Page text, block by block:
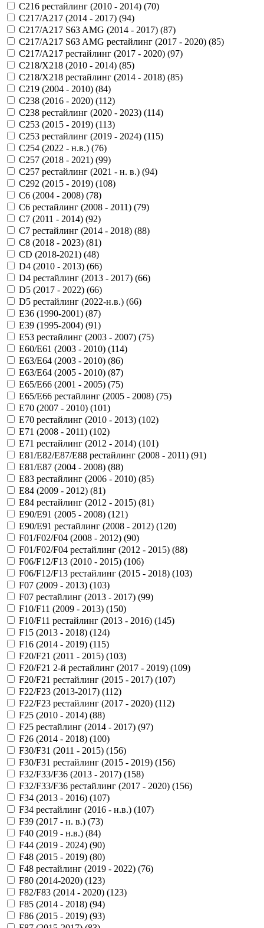
C216 рестайлинг (2010 - 2014) (70)
C217/A217 (2014 - 2017) (94)
C217/A217 S63 AMG (2014 - 2017) (87)
C217/A217 S63 AMG рестайлинг (2017 - 2020) (85)
C217/A217 рестайлинг (2017 - 2020) (97)
C218/X218 (2010 - 2014) (85)
C218/X218 рестайлинг (2014 - 2018) (85)
C219 (2004 - 2010) (84)
C238 (2016 - 2020) (112)
C238 рестайлинг (2020 - 2023) (114)
C253 (2015 - 2019) (113)
C253 рестайлинг (2019 - 2024) (115)
C254 (2022 - н.в.) (76)
C257 (2018 - 2021) (99)
C257 рестайлинг (2021 - н. в.) (94)
C292 (2015 - 2019) (108)
C6 (2004 - 2008) (78)
C6 рестайлинг (2008 - 2011) (79)
C7 (2011 - 2014) (92)
C7 рестайлинг (2014 - 2018) (88)
C8 (2018 - 2023) (81)
CD (2018-2021) (48)
D4 (2010 - 2013) (66)
D4 рестайлинг (2013 - 2017) (66)
D5 (2017 - 2022) (66)
D5 рестайлинг (2022-н.в.) (66)
E36 (1990-2001) (87)
E39 (1995-2004) (91)
E53 рестайлинг (2003 - 2007) (75)
E60/E61 (2003 - 2010) (114)
E63/E64 (2003 - 2010) (86)
E63/E64 (2005 - 2010) (87)
E65/E66 (2001 - 2005) (75)
E65/E66 рестайлинг (2005 - 2008) (75)
E70 (2007 - 2010) (101)
E70 рестайлинг (2010 - 2013) (102)
E71 (2008 - 2011) (102)
E71 рестайлинг (2012 - 2014) (101)
E81/E82/E87/E88 рестайлинг (2008 - 2011) (91)
E81/E87 (2004 - 2008) (88)
E83 рестайлинг (2006 - 2010) (85)
E84 (2009 - 2012) (81)
E84 рестайлинг (2012 - 2015) (81)
E90/E91 (2005 - 2008) (121)
E90/E91 рестайлинг (2008 - 2012) (120)
F01/F02/F04 (2008 - 2012) (90)
F01/F02/F04 рестайлинг (2012 - 2015) (88)
F06/F12/F13 (2010 - 2015) (106)
F06/F12/F13 рестайлинг (2015 - 2018) (103)
F07 (2009 - 2013) (103)
F07 рестайлинг (2013 - 2017) (99)
F10/F11 (2009 - 2013) (150)
F10/F11 рестайлинг (2013 - 2016) (145)
F15 (2013 - 2018) (124)
F16 (2014 - 2019) (115)
F20/F21 (2011 - 2015) (103)
F20/F21 2-й рестайлинг (2017 - 2019) (109)
F20/F21 рестайлинг (2015 - 2017) (107)
F22/F23 (2013-2017) (112)
F22/F23 рестайлинг (2017 - 2020) (112)
F25 (2010 - 2014) (88)
F25 рестайлинг (2014 - 2017) (97)
F26 (2014 - 2018) (100)
F30/F31 (2011 - 2015) (156)
F30/F31 рестайлинг (2015 - 2019) (156)
F32/F33/F36 (2013 - 2017) (158)
F32/F33/F36 рестайлинг (2017 - 2020) (156)
F34 (2013 - 2016) (107)
F34 рестайлинг (2016 - н.в.) (107)
F39 (2017 - н. в.) (73)
F40 (2019 - н.в.) (84)
F44 (2019 - 2024) (90)
F48 (2015 - 2019) (80)
F48 рестайлинг (2019 - 2022) (76)
F80 (2014-2020) (123)
F82/F83 (2014 - 2020) (123)
F85 (2014 - 2018) (94)
F86 (2015 - 2019) (93)